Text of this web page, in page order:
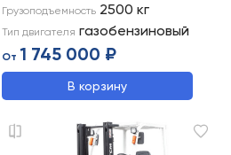
Грузоподъемность 2500 кг
Тип двигателя газобензиновый
От 1 745 000 ₽
В корзину